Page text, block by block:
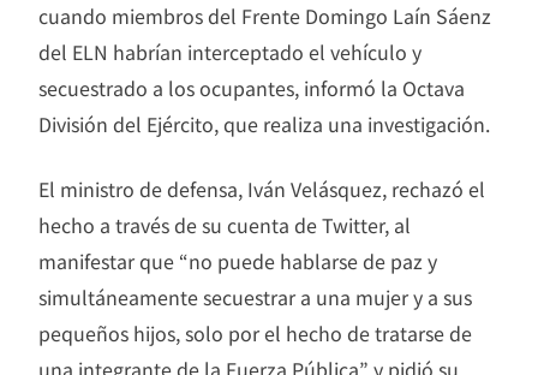
cuando miembros del Frente Domingo Laín Sáenz
del ELN habrían interceptado el vehículo y
secuestrado a los ocupantes, informó la Octava
División del Ejército, que realiza una investigación.
El ministro de defensa, Iván Velásquez, rechazó el
hecho a través de su cuenta de Twitter, al
manifestar que “no puede hablarse de paz y
simultáneamente secuestrar a una mujer y a sus
pequeños hijos, solo por el hecho de tratarse de